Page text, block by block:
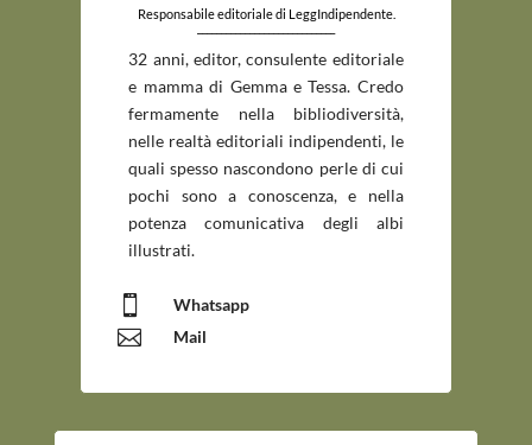
Responsabile editoriale di LeggIndipendente.
_____________________________
32 anni, editor, consulente editoriale
e mamma di Gemma e Tessa. Credo
fermamente nella bibliodiversità,
nelle realtà editoriali indipendenti, le
quali spesso nascondono perle di cui
pochi sono a conoscenza, e nella
potenza comunicativa degli albi
illustrati.
 Whatsapp
 Mail